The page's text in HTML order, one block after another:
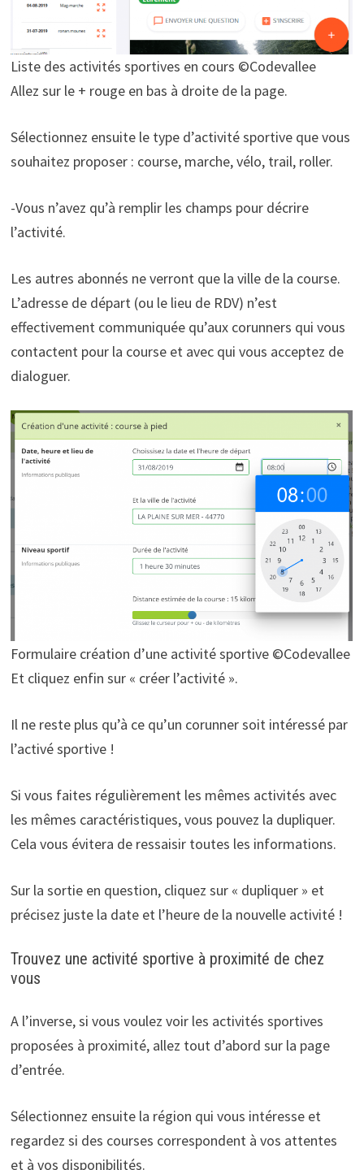
Liste des activités sportives en cours ©Codevallee
Allez sur le + rouge en bas à droite de la page.
Sélectionnez ensuite le type d’activité sportive que vous
souhaitez proposer : course, marche, vélo, trail, roller.
-Vous n’avez qu’à remplir les champs pour décrire
l’activité.
Les autres abonnés ne verront que la ville de la course.
L’adresse de départ (ou le lieu de RDV) n’est
effectivement communiquée qu’aux corunners qui vous
contactent pour la course et avec qui vous acceptez de
dialoguer.
Formulaire création d’une activité sportive ©Codevallee
Et cliquez enfin sur « créer l’activité ».
Il ne reste plus qu’à ce qu’un corunner soit intéressé par
l’activé sportive !
Si vous faites régulièrement les mêmes activités avec
les mêmes caractéristiques, vous pouvez la dupliquer.
Cela vous évitera de ressaisir toutes les informations.
Sur la sortie en question, cliquez sur « dupliquer » et
précisez juste la date et l’heure de la nouvelle activité !
Trouvez une activité sportive à proximité de chez
vous
A l’inverse, si vous voulez voir les activités sportives
proposées à proximité, allez tout d’abord sur la page
d’entrée.
Sélectionnez ensuite la région qui vous intéresse et
regardez si des courses correspondent à vos attentes
et à vos disponibilités.